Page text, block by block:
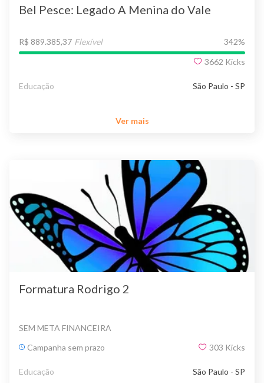
Bel Pesce: Legado A Menina do Vale
R$ 889.385,37 Flexível 342%
3662 Kicks
Educação São Paulo - SP
Ver mais
Formatura Rodrigo 2
SEM META FINANCEIRA
Campanha sem prazo
303 Kicks
Educação São Paulo - SP